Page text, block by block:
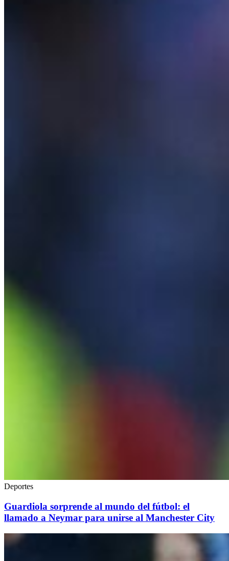
Deportes
Guardiola sorprende al mundo del fútbol: el
llamado a Neymar para unirse al Manchester City